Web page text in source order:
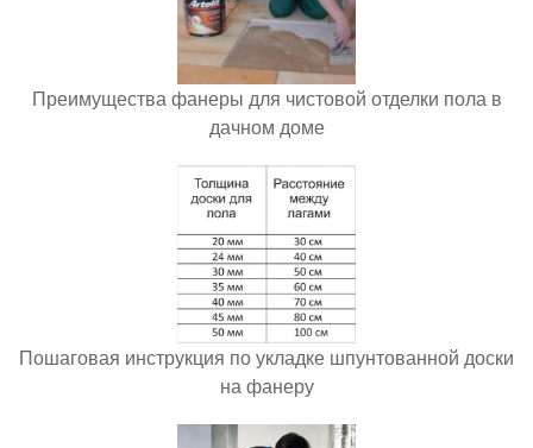
Преимущества фанеры для чистовой отделки пола в
дачном доме
Пошаговая инструкция по укладке шпунтованной доски
на фанеру